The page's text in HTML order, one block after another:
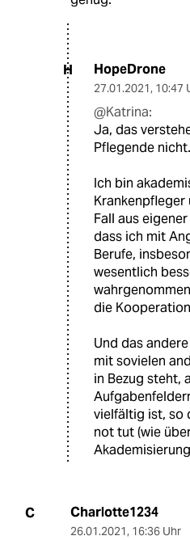
H HopeDrone
27.01.2021, 10:47
@Katrina:
Ja, das
Pflegende nicht.
Ich bin
Krankenpfleger
Fall aus
dass ich mit
Berufe,
wesentlich
die
Und das
mit sovielen
in Bezug steht,
vielfältig ist, so
not tut (wie
C Charlotte1234
26.01.2021, 16:36 Uhr